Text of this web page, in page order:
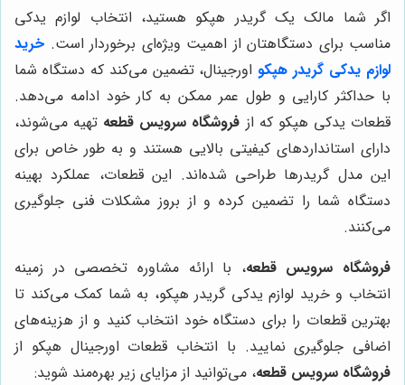
اگر شما مالک یک گریدر هپکو هستید، انتخاب لوازم یدکی
مناسب برای دستگاهتان از اهمیت ویژه‌ای برخوردار است. خرید
لوازم یدکی گریدر هپکو اورجینال، تضمین می‌کند که دستگاه شما
با حداکثر کارایی و طول عمر ممکن به کار خود ادامه می‌دهد.
قطعات یدکی هپکو که از فروشگاه سرویس قطعه تهیه می‌شوند،
دارای استانداردهای کیفیتی بالایی هستند و به طور خاص برای
این مدل گریدرها طراحی شده‌اند. این قطعات، عملکرد بهینه
دستگاه شما را تضمین کرده و از بروز مشکلات فنی جلوگیری
می‌کنند.
فروشگاه سرویس قطعه، با ارائه مشاوره تخصصی در زمینه
انتخاب و خرید لوازم یدکی گریدر هپکو، به شما کمک می‌کند تا
بهترین قطعات را برای دستگاه خود انتخاب کنید و از هزینه‌های
اضافی جلوگیری نمایید. با انتخاب قطعات اورجینال هپکو از
فروشگاه سرویس قطعه، می‌توانید از مزایای زیر بهره‌مند شوید: